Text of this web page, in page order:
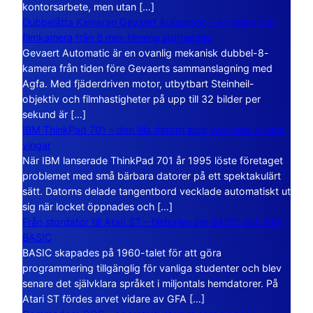
kontorsarbete, men utan […]
Dubbelåtta Kameran Gevaert Automatic – en mekanisk
filmkamera från 8 mm-filmens storhetstid
Gevaert Automatic är en ovanlig mekanisk dubbel-8-
kamera från tiden före Gevaerts sammanslagning med
Agfa. Med fjäderdriven motor, utbytbart Steinheil-
objektiv och filmhastigheter på upp till 32 bilder per
sekund är […]
IBM ThinkPad 701 – den lilla datorn som vecklade ut sina
vingar
När IBM lanserade ThinkPad 701 år 1995 löste företaget
problemet med små bärbara datorer på ett spektakulärt
sätt. Datorns delade tangentbord vecklade automatiskt ut
sig när locket öppnades och […]
Från stordator till Atari ST – historien om BASIC och GFA
BASIC
BASIC skapades på 1960-talet för att göra
programmering tillgänglig för vanliga studenter och blev
senare det självklara språket i miljontals hemdatorer. På
Atari ST fördes arvet vidare av GFA […]